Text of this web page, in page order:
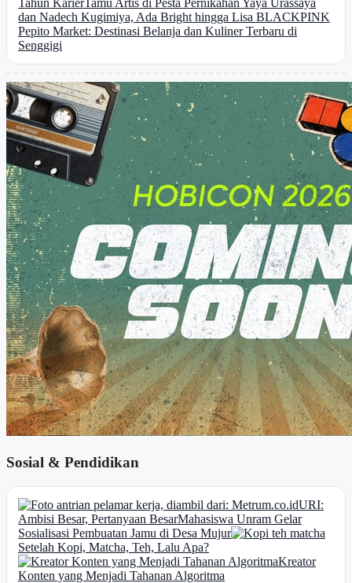
Tahun KarierTamu Artis di Pesta Pernikahan Yaya Urassaya
dan Nadech Kugimiya, Ada Bright hingga Lisa BLACKPINK
Pepito Market: Destinasi Belanja dan Kuliner Terbaru di
Senggigi
Sosial & Pendidikan
URI:
Ambisi Besar, Pertanyaan BesarMahasiswa Unram Gelar
Sosialisasi Pembuatan Jamu di Desa Mujur
Setelah Kopi, Matcha, Teh, Lalu Apa?
Kreator
Konten yang Menjadi Tahanan Algoritma